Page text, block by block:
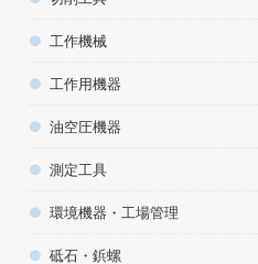
工作機械
工作用機器
油空圧機器
測定工具
環境機器・工場管理
砥石・鋲螺